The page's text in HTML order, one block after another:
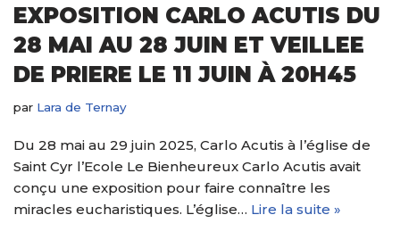
EXPOSITION CARLO ACUTIS DU
28 MAI AU 28 JUIN ET VEILLEE
DE PRIERE LE 11 JUIN À 20H45
par Lara de Ternay
Du 28 mai au 29 juin 2025, Carlo Acutis à l’église de
Saint Cyr l’Ecole Le Bienheureux Carlo Acutis avait
conçu une exposition pour faire connaître les
miracles eucharistiques. L’église… Lire la suite »